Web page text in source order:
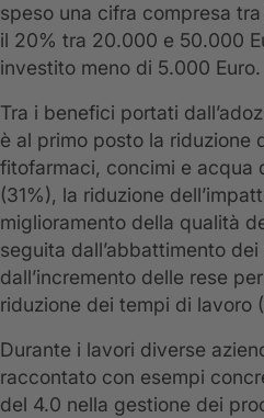
speso una cifra compresa
il 20% tra 20.000 e 50.000
investito meno di 5.000 Euro.
Tra i benefici portati
è al primo posto la riduzione
fitofarmaci, concimi e acqua
(31%), la riduzione
miglioramento della qualità
seguita dall’abbattimento
dall’incremento delle rese
riduzione dei tempi di lavoro
Durante i lavori diverse
raccontato con esempi
del 4.0 nella gestione dei